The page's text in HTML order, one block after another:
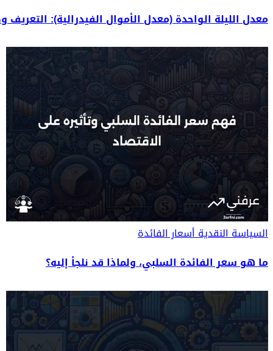
معدل الليلة الواحدة (معدل الأموال الفيدرالية): التعريف
السياسة النقديةأسعار الفائدة
ما هو سعر الفائدة السلبي، ولماذا قد نلجأ إليه؟